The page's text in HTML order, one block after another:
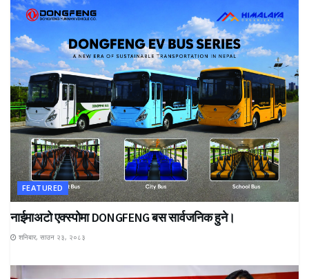
FEATURED
नाईमाअटो एक्स्पोमा DONGFENG बस सार्वजनिक हुने।
शनिबार, साउन २३, २०८३